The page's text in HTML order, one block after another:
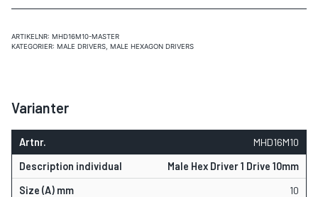
ARTIKELNR: MHD16M10-MASTER
KATEGORIER: MALE DRIVERS MALE HEXAGON DRIVERS
Varianter
MHD16M10
Male Hex Driver 1 Drive 10mm
10